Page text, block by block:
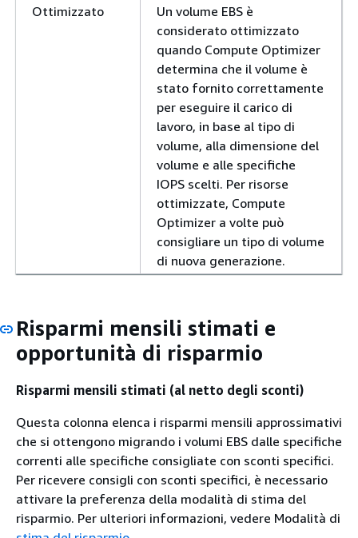
Ottimizzato
Un volume EBS è
considerato ottimizzato
quando Compute Optimizer
determina che il volume è
stato fornito correttamente
per eseguire il carico di
lavoro, in base al tipo di
volume, alla dimensione del
volume e alle specifiche
IOPS scelti. Per risorse
ottimizzate, Compute
Optimizer a volte può
consigliare un tipo di volume
di nuova generazione.
Risparmi mensili stimati e
opportunità di risparmio
Risparmi mensili stimati (al netto degli sconti)
Questa colonna elenca i risparmi mensili approssimativi
che si ottengono migrando i volumi EBS dalle specifiche
correnti alle specifiche consigliate con sconti specifici.
Per ricevere consigli con sconti specifici, è necessario
attivare la preferenza della modalità di stima del
risparmio. Per ulteriori informazioni, vedere Modalità di